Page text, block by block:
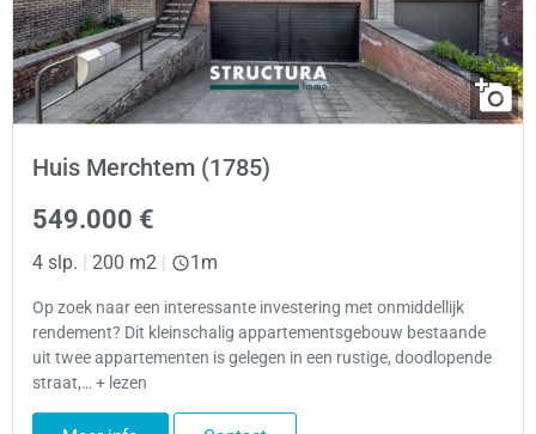
Huis Merchtem (1785)
549.000 €
4 slp. 200 m2 1m
Op zoek naar een interessante investering met onmiddellijk
rendement? Dit kleinschalig appartementsgebouw bestaande
uit twee appartementen is gelegen in een rustige, doodlopende
straat,… + lezen